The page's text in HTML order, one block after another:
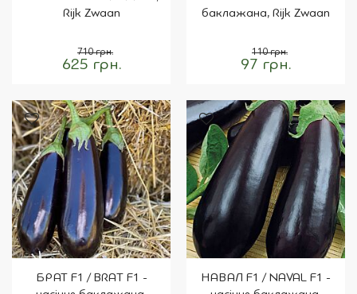
Rijk Zwaan
625 грн.
710 грн.
баклажана, Rijk Zwaan
97 грн.
110 грн.
БРАТ F1 / BRAT F1 -
НАВАЛ F1 / NAVAL F1 -